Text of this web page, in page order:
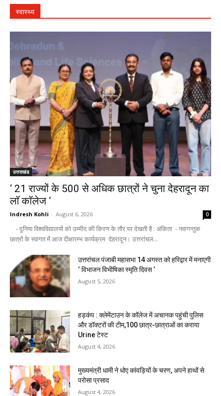
स्वास्थ्य
उत्तराखंड
‘ 21 राज्यों के 500 से अधिक छात्रों ने चुना देहरादून का
लाॅ काॅलेज ‘
Indresh Kohli - August 6, 2026 0
- दुनिया विश्वविद्यालयों को उम्मीद की किरण के तौर पर देखती है : अंकिता - नवागन्तुक
छात्रों के स्वागत में आज दीक्षारम्भ कार्यक्रम देहरादून। उत्तरांचल...
उत्तरांचल पंजाबी महासभा 14 अगस्त को हरिद्वार में मनाएगी
‘ विभाजन विभीषिका स्मृति दिवस ‘
August 5, 2026
हड़कंप : क्लेमेंटाउन के कॉलेज में अचानक पहुंची पुलिस
और डॉक्टरों की टीम,100 छात्र-छात्राओं का कराया
Urine टेस्ट
August 4, 2026
मुख्यमंत्री धामी ने धोए कांवड़ियों के चरण, अपने हाथों से
परोसा प्रसाद
August 4, 2026